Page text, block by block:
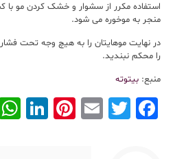
استفاده مکرر از سشوار و خشک کردن مو با
منجر به موخوره می شود.
در نهایت موهایتان را به هیچ وجه تحت
را محکم نبندید.
منبع: بیتوته
Facebook
Twitter
Email